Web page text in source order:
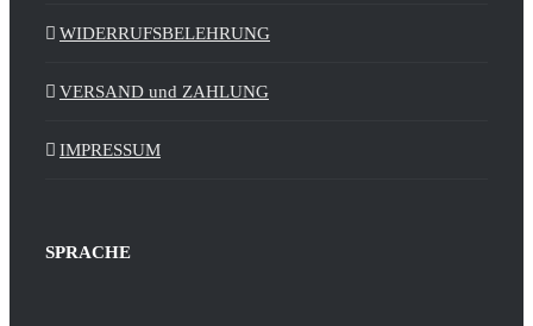
WIDERRUFSBELEHRUNG
VERSAND und ZAHLUNG
IMPRESSUM
SPRACHE